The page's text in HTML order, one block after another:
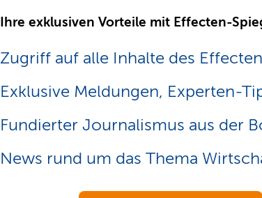
Ihre exklusiven Vorteile mit Effecten-
Zugriff auf alle Inhalte des
Exklusive Meldungen, Experten-
Fundierter Journalismus aus der
News rund um das Thema